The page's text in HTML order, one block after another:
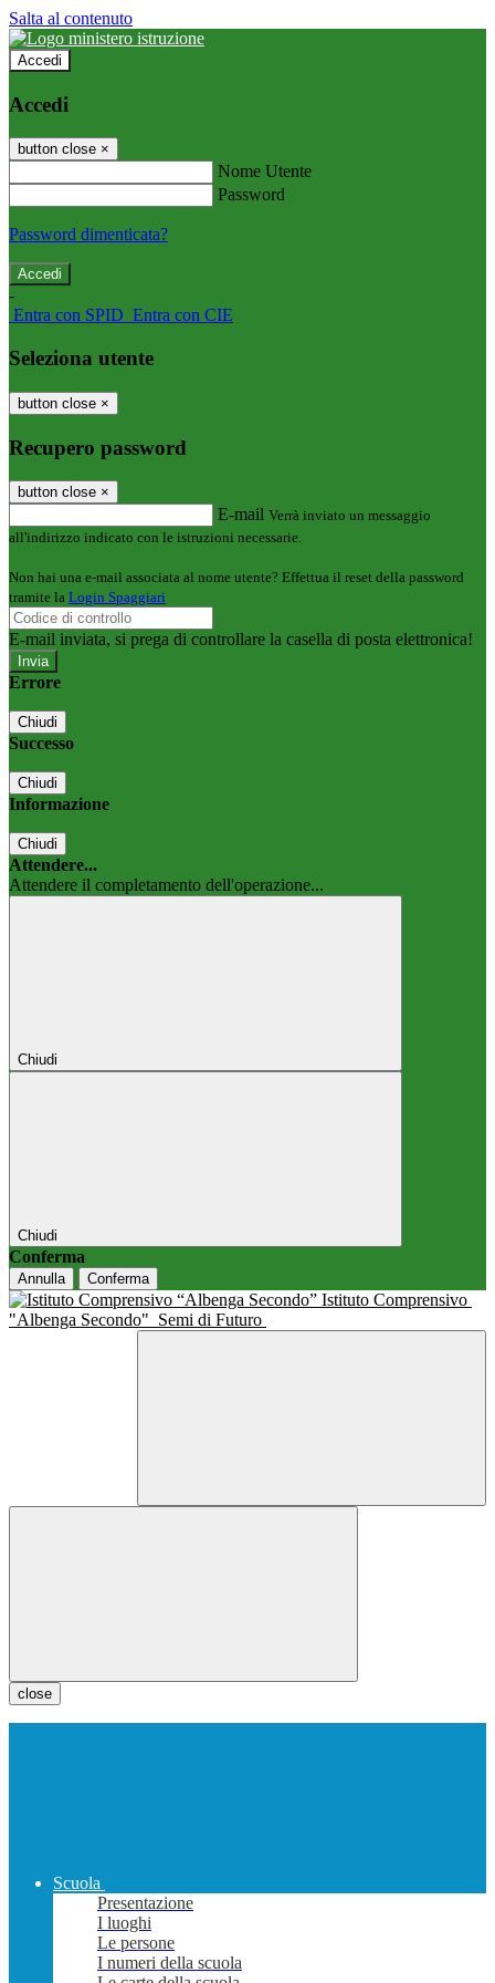
Salta al contenuto
Accedi
Accedi
button close ×
Nome Utente
Password
Password dimenticata?
-
Entra con SPID Entra con CIE
Seleziona utente
button close ×
Recupero password
button close ×
E-mail Verrà inviato un messaggio
all'indirizzo indicato con le istruzioni necessarie.
Non hai una e-mail associata al nome utente? Effettua il reset della password
tramite la Login Spaggiari
E-mail inviata, si prega di controllare la casella di posta elettronica!
Errore
Chiudi
Successo
Chiudi
Informazione
Chiudi
Attendere...
Attendere il completamento dell'operazione...
Chiudi
Chiudi
Conferma
Annulla Conferma
Istituto Comprensivo
"Albenga Secondo" Semi di Futuro
close
Scuola
Presentazione
I luoghi
Le persone
I numeri della scuola